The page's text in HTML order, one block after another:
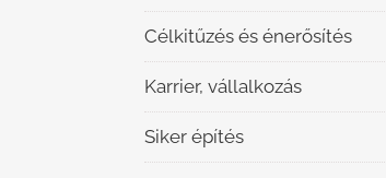
Célkitűzés és énerősítés
Karrier, vállalkozás
Siker építés